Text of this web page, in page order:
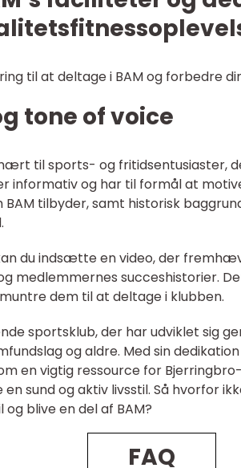
til at deltage i BAM og forbedre
tone of voice
til sports- og fritidsentusiaster,
informativ og har til formål at
BAM tilbyder, samt historisk
du indsætte en video, der
medlemmernes succeshistorier.
dem til at deltage i klubben.
sportsklub, der har udviklet sig
og aldre. Med sin
en vigtig ressource for
sund og aktiv livsstil. Så hvorfor
blive en del af BAM?
FAQ